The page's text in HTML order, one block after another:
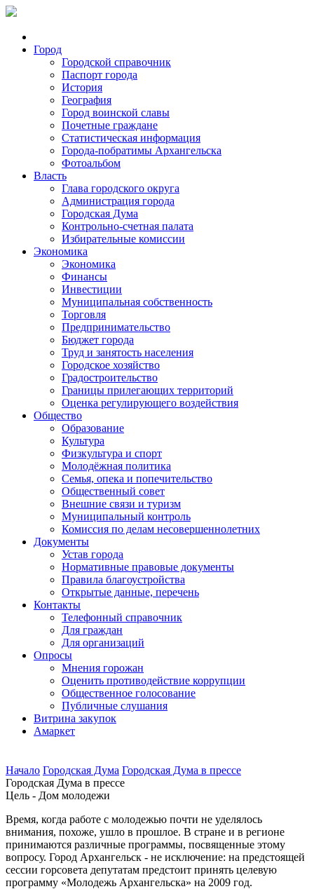
Город
Городской справочник
Паспорт города
История
География
Город воинской славы
Почетные граждане
Статистическая информация
Города-побратимы Архангельска
Фотоальбом
Власть
Глава городского округа
Администрация города
Городская Дума
Контрольно-счетная палата
Избирательные комиссии
Экономика
Экономика
Финансы
Инвестиции
Муниципальная собственность
Торговля
Предпринимательство
Бюджет города
Труд и занятость населения
Городское хозяйство
Градостроительство
Границы прилегающих территорий
Оценка регулирующего воздействия
Общество
Образование
Культура
Физкультура и спорт
Молодёжная политика
Семья, опека и попечительство
Общественный совет
Внешние связи и туризм
Муниципальный контроль
Комиссия по делам несовершеннолетних
Документы
Устав города
Нормативные правовые документы
Правила благоустройства
Открытые данные, перечень
Контакты
Телефонный справочник
Для граждан
Для организаций
Опросы
Мнения горожан
Оценить противодействие коррупции
Общественное голосование
Публичные слушания
Витрина закупок
Амаркет
Начало Городская Дума Городская Дума в прессе
Городская Дума в прессе
Цель - Дом молодежи
Время, когда работе с молодежью почти не уделялось
внимания, похоже, ушло в прошлое. В стране и в регионе
принимаются различные программы, посвященные этому
вопросу. Город Архангельск - не исключение: на предстоящей
сессии горсовета депутатам предстоит принять целевую
программу «Молодежь Архангельска» на 2009 год.